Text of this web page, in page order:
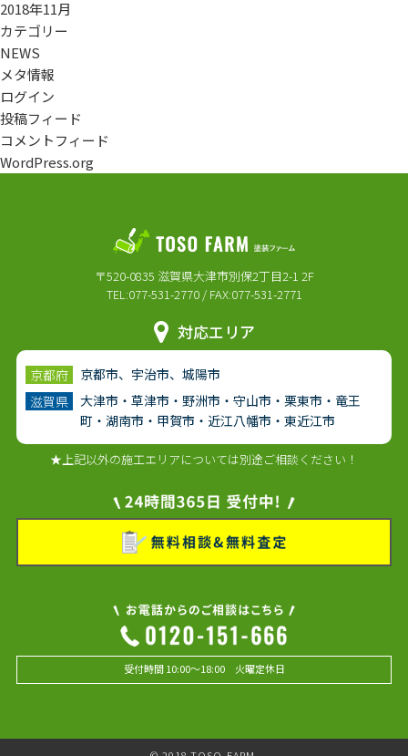
2018年11月
カテゴリー
NEWS
メタ情報
ログイン
投稿フィード
コメントフィード
WordPress.org
〒520-0835 滋賀県大津市別保2丁目2-1 2F
TEL:077-531-2770 / FAX:077-531-2771
対応エリア
京都府
京都市、宇治市、城陽市
滋賀県
大津市・草津市・野洲市・守山市・栗東市・竜王
町・湖南市・甲賀市・近江八幡市・東近江市
★上記以外の施工エリアについては別途ご相談ください！
受付時間 10:00～18:00 火曜定休日